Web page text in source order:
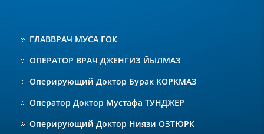
ГЛАВВРАЧ МУСА ГОК
ОПЕРАТОР ВРАЧ ДЖЕНГИЗ ЙЫЛМАЗ
Оперирующий Доктор Бурак КОРКМАЗ
Оператор Доктор Мустафа ТУНДЖЕР
Оперирующий Доктор Ниязи ОЗТЮРК